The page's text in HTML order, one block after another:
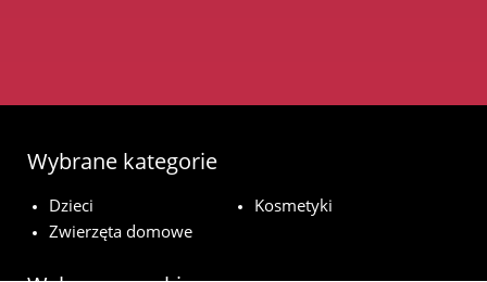
Wybrane kategorie
Dzieci
Kosmetyki
Zwierzęta domowe